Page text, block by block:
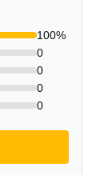
100%
0
0
0
0